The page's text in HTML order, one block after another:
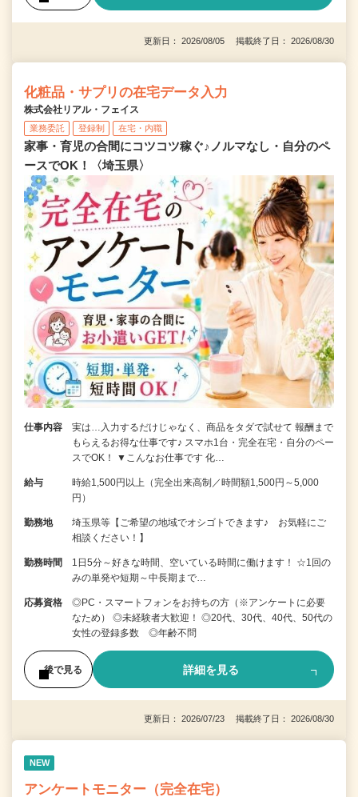
更新日： 2026/08/05 掲載終了日： 2026/08/30
化粧品・サプリの在宅データ入力
株式会社リアル・フェイス
業務委託 登録制 在宅・内職
家事・育児の合間にコツコツ稼ぐ♪ノルマなし・自分のペ
ースでOK！〈埼玉県〉
仕事内容
実は…入力するだけじゃなく、商品をタダで試せて 報酬まで
もらえるお得な仕事です♪ スマホ1台・完全在宅・自分のペー
スでOK！ ▼こんなお仕事です 化…
給与
時給1,500円以上（完全出来高制／時間額1,500円～5,000
円）
勤務地
埼玉県等【ご希望の地域でオシゴトできます♪ お気軽にご
相談ください！】
勤務時間
1日5分～好きな時間、空いている時間に働けます！ ☆1回の
みの単発や短期～中長期まで…
応募資格
◎PC・スマートフォンをお持ちの方（※アンケートに必要
なため） ◎未経験者大歓迎！ ◎20代、30代、40代、50代の
女性の登録多数 ◎年齢不問
後で見る 詳細を見る
更新日： 2026/07/23 掲載終了日： 2026/08/30
NEW
アンケートモニター（完全在宅）